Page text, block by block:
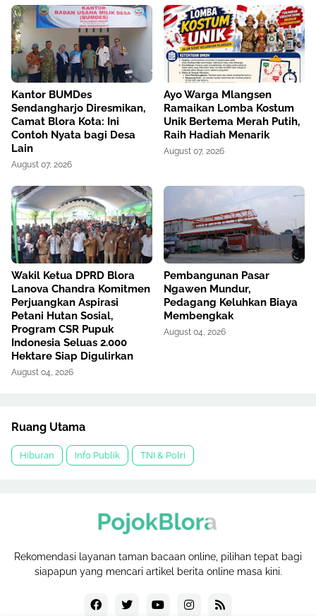
Kantor BUMDes
Sendangharjo Diresmikan,
Camat Blora Kota: Ini
Contoh Nyata bagi Desa
Lain
August 07, 2026
Ayo Warga Mlangsen
Ramaikan Lomba Kostum
Unik Bertema Merah Putih,
Raih Hadiah Menarik
August 07, 2026
Wakil Ketua DPRD Blora
Lanova Chandra Komitmen
Perjuangkan Aspirasi
Petani Hutan Sosial,
Program CSR Pupuk
Indonesia Seluas 2.000
Hektare Siap Digulirkan
August 04, 2026
Pembangunan Pasar
Ngawen Mundur,
Pedagang Keluhkan Biaya
Membengkak
August 04, 2026
Ruang Utama
Hiburan Info Publik TNI & Polri
Rekomendasi layanan taman bacaan online, pilihan tepat bagi
siapapun yang mencari artikel berita online masa kini.